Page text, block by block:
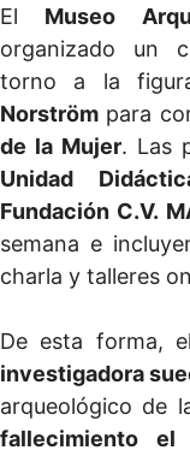
El Museo
organizado un
torno a la
Norström para
de la Mujer. Las
Unidad
Fundación C.V.
semana e
charla y talleres
De esta forma,
investigadora
arqueológico de
fallecimiento el